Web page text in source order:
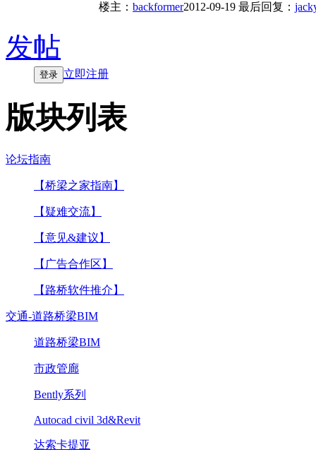
楼主： backformer2012-09-19 最后回复：
发帖
登录 立即注册
版块列表
论坛指南
【桥梁之家指南】
【疑难交流】
【意见&建议】
【广告合作区】
【路桥软件推介】
交通-道路桥梁BIM
道路桥梁BIM
市政管廊
Bently系列
Autocad civil 3d&Revit
达索卡提亚